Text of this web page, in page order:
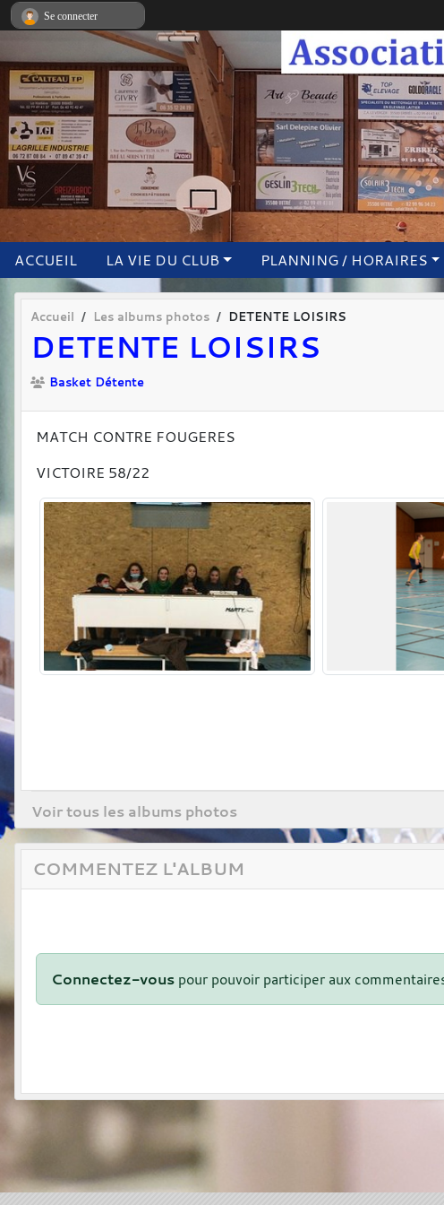
ACCUEIL LA VIE DU CLUB PLANNING / HORAIRES
Accueil Les albums photos DETENTE LOISIRS
DETENTE LOISIRS
Basket Détente
MATCH CONTRE FOUGERES
VICTOIRE 58/22
Voir tous les albums photos
COMMENTEZ L'ALBUM
Connectez-vous pour pouvoir participer aux
Se connecter
Panneau de gestion des cookies